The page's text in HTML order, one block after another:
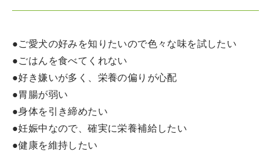
●ご愛犬の好みを知りたいので色々な味を試したい
●ごはんを食べてくれない
●好き嫌いが多く、栄養の偏りが心配
●胃腸が弱い
●身体を引き締めたい
●妊娠中なので、確実に栄養補給したい
●健康を維持したい